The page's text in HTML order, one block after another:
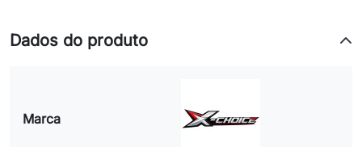
Dados do produto
Marca